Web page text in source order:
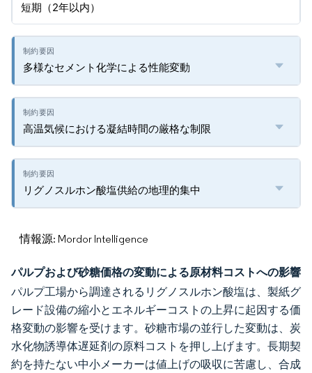
短期（2年以内）
多様なセメント化学による性能変動
高温気候における凝結時間の厳格な制限
リグノスルホン酸塩供給の地理的集中
情報源: Mordor Intelligence
パルプおよび砂糖価格の変動による原材料コストへの影響
パルプ工場から調達されるリグノスルホン酸塩は、製紙グ
レード設備の縮小とエネルギーコストの上昇に起因する価
格変動の影響を受けます。砂糖市場の並行した変動は、炭
水化物誘導体遅延剤の原料コストを押し上げます。長期契
約を持たない中小メーカーは値上げの吸収に苦慮し、合成